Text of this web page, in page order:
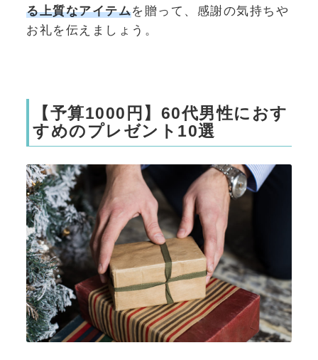
る上質なアイテムを贈って、感謝の気持ちや
お礼を伝えましょう。
【予算1000円】60代男性におす
すめのプレゼント10選